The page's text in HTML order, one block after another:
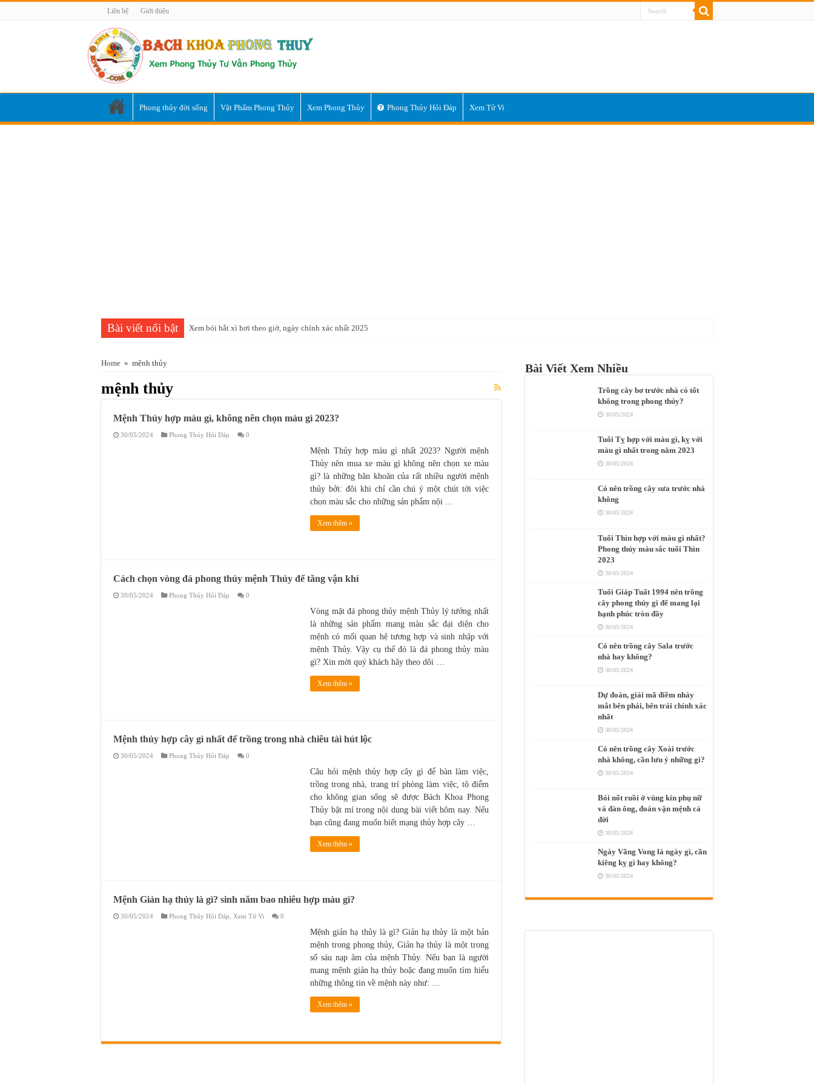
Liên hệ Giới thiệu
Phong thủy đời sống Vật Phẩm Phong Thủy Xem Phong Thủy Phong Thủy Hỏi Đáp Xem Tử Vi
Bài viết nổi bật Xem bói hắt xì hơi theo giờ, ngày chính xác nhất 2025
Mệnh Thổ hợp màu gì nhất? màu nào mệnh thổ không nên chọn
Tuổi Thân hợp màu gì? cách chọn màu sắc cho nam nữ tuổi thân năm 2023
Tuổi Thìn mua xe màu gì hợp phong thủy
Sinh năm 2027 mệnh gì, là năm con gì, hợp tuổi nào nhất?
Home » mệnh thủy
mệnh thủy
Mệnh Thủy hợp màu gì, không nên chọn màu gì 2023?
30/05/2024 Phong Thủy Hỏi Đáp 0
Mệnh Thủy hợp màu gì nhất 2023? Người mệnh
Thủy nên mua xe màu gì không nên chọn xe màu
gì? là những băn khoăn của rất nhiều người mệnh
thủy bởi: đôi khi chỉ cần chú ý một chút tới việc
chọn màu sắc cho những sản phẩm nội …
Xem thêm »
Cách chọn vòng đá phong thủy mệnh Thủy để tăng vận khí
30/05/2024 Phong Thủy Hỏi Đáp 0
Vòng mặt đá phong thủy mệnh Thủy lý tưởng nhất
là những sản phẩm mang màu sắc đại diện cho
mệnh có mối quan hệ tương hợp và sinh nhập với
mệnh Thủy. Vậy cụ thế đó là đá phong thủy màu
gì? Xin mời quý khách hãy theo dõi …
Xem thêm »
Mệnh thủy hợp cây gì nhất để trồng trong nhà chiêu tài hút lộc
30/05/2024 Phong Thủy Hỏi Đáp 0
Câu hỏi mệnh thủy hợp cây gì để bàn làm việc,
trồng trong nhà, trang trí phòng làm việc, tô điểm
cho không gian sống sẽ được Bách Khoa Phong
Thủy bật mí trong nội dung bài viết hôm nay. Nếu
bạn cũng đang muốn biết mạng thủy hợp cây …
Xem thêm »
Mệnh Giản hạ thủy là gì? sinh năm bao nhiêu hợp màu gì?
30/05/2024 Phong Thủy Hỏi Đáp Xem Tử Vi 0
Mệnh giản hạ thủy là gì? Giản hạ thủy là một bản
mệnh trong phong thủy, Giản hạ thủy là một trong
số sáu nạp âm của mệnh Thủy. Nếu bạn là người
mang mệnh giản hạ thủy hoặc đang muốn tìm hiểu
những thông tin về mệnh này như: …
Xem thêm »
Bài Viết Xem Nhiều
Trồng cây bơ trước nhà có tốt
không trong phong thủy?
30/05/2024
Tuổi Tỵ hợp với màu gì, kỵ với
màu gì nhất trong năm 2023
30/05/2024
Có nên trồng cây sưa trước nhà
không
30/05/2024
Tuổi Thìn hợp với màu gì nhất?
Phong thủy màu sắc tuổi Thìn
2023
30/05/2024
Tuổi Giáp Tuất 1994 nên trồng
cây phong thủy gì để mang lại
hạnh phúc tròn đầy
30/05/2024
Có nên trồng cây Sala trước
nhà hay không?
30/05/2024
Dự đoán, giải mã điềm nháy
mắt bên phải, bên trái chính xác
nhất
30/05/2024
Có nên trồng cây Xoài trước
nhà không, cần lưu ý những gì?
30/05/2024
Bói nốt ruồi ở vùng kín phụ nữ
và đàn ông, đoán vận mệnh cả
đời
30/05/2024
Ngày Vãng Vong là ngày gì, cần
kiêng kỵ gì hay không?
30/05/2024